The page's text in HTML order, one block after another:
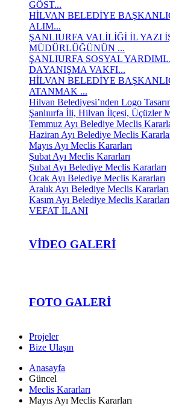
GÖST...
HİLVAN BELEDİYE
ALIM...
ŞANLIURFA VALİLİĞİ İL YAZI
MÜDÜRLÜĞÜNÜN ...
ŞANLIURFA SOSYAL
DAYANIŞMA VAKFI...
HİLVAN BELEDİYE
ATANMAK ...
Hilvan Belediyesi’nden Logo
Şanlıurfa İli, Hilvan İlçesi, Üçüzler
Temmuz Ayı Belediye Meclis
Haziran Ayı Belediye Meclis
Mayıs Ayı Meclis Kararları
Şubat Ayı Meclis Kararları
Şubat Ayı Belediye Meclis Kararları
Ocak Ayı Belediye Meclis Kararları
Aralık Ayı Belediye Meclis Kararları
Kasım Ayı Belediye Meclis Kararları
VEFAT İLANI
VIDEO GALERI
FOTO GALERI
Projeler
Bize Ulaşın
Anasayfa
Güncel
Meclis Kararları
Mayıs Ayı Meclis Kararları